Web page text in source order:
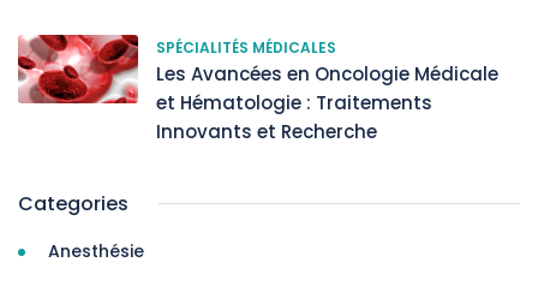
SPÉCIALITÉS MÉDICALES
Les Avancées en Oncologie Médicale
et Hématologie : Traitements
Innovants et Recherche
Categories
Anesthésie